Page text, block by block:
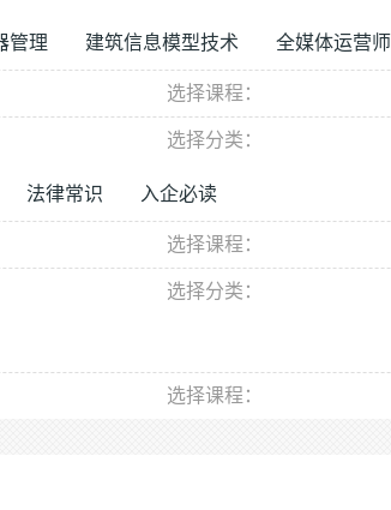
管理 建筑信息模型技术 全媒体运营师
选择课程：
选择分类：
法律常识 入企必读
选择课程：
选择分类：
选择课程：